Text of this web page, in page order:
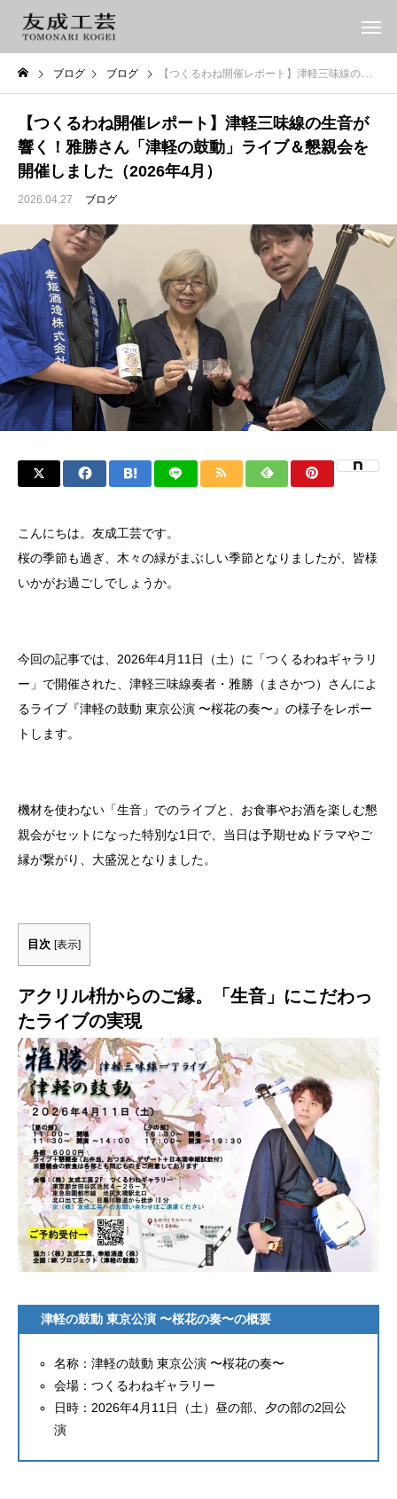
ブログ ブログ 【つくるわね開催レポート】津軽三味線の生音が響く！雅勝さん「津軽の鼓動」ライブ＆懇親会を開催しました（2026年4月）
【つくるわね開催レポート】津軽三味線の生音が
響く！雅勝さん「津軽の鼓動」ライブ＆懇親会を
開催しました（2026年4月）
2026.04.27 ブログ
こんにちは。友成工芸です。
桜の季節も過ぎ、木々の緑がまぶしい季節となりましたが、皆様
いかがお過ごしでしょうか。
今回の記事では、2026年4月11日（土）に「つくるわねギャラリ
ー」で開催された、津軽三味線奏者・雅勝（まさかつ）さんによ
るライブ『津軽の鼓動 東京公演 〜桜花の奏〜』の様子をレポー
トします。
機材を使わない「生音」でのライブと、お食事やお酒を楽しむ懇
親会がセットになった特別な1日で、当日は予期せぬドラマやご
縁が繋がり、大盛況となりました。
目次 [表示]
アクリル枡からのご縁。「生音」にこだわっ
たライブの実現
津軽の鼓動 東京公演 〜桜花の奏〜の概要
名称：津軽の鼓動 東京公演 〜桜花の奏〜
会場：つくるわねギャラリー
日時：2026年4月11日（土）昼の部、夕の部の2回公
演